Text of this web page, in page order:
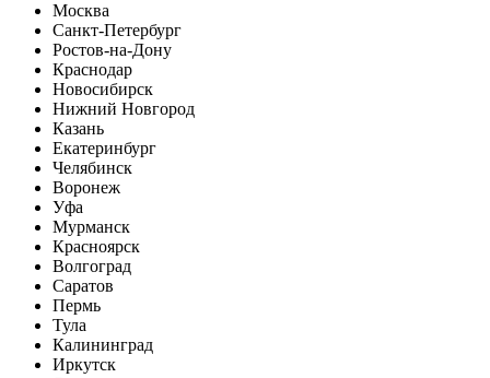
Москва
Санкт-Петербург
Ростов-на-Дону
Краснодар
Новосибирск
Нижний Новгород
Казань
Екатеринбург
Челябинск
Воронеж
Уфа
Мурманск
Красноярск
Волгоград
Саратов
Пермь
Тула
Калининград
Иркутск